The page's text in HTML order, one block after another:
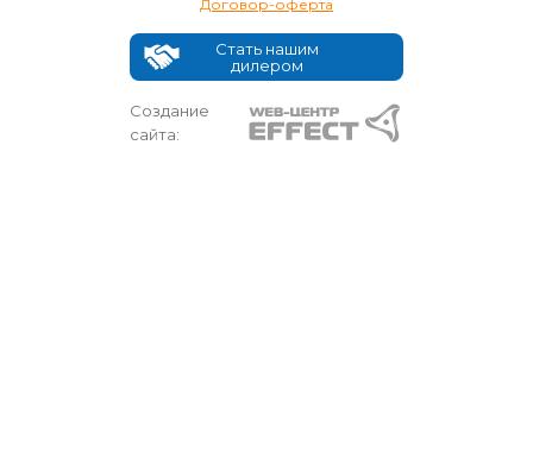
Договор-оферта
Стать нашим
дилером
Создание
сайта: